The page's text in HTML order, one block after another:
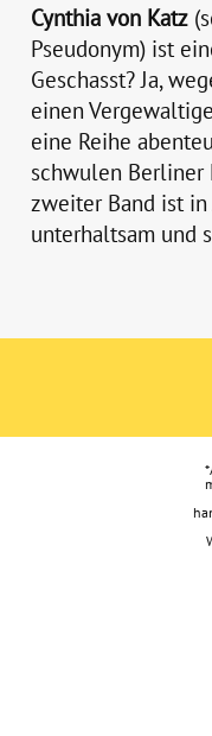
Cynthia von Katz
Pseudonym) ist
Geschasst? Ja,
einen
eine Reihe
schwulen Berliner
zweiter Band ist
unterhaltsam und